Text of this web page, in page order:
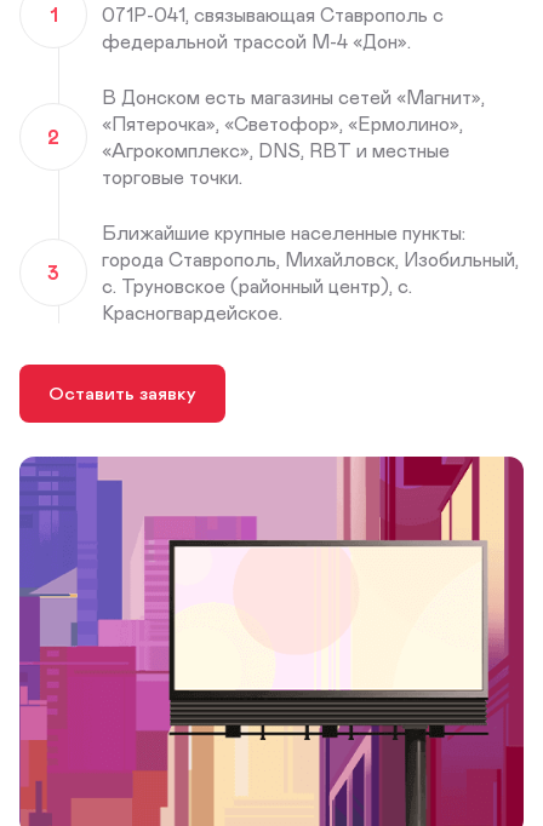
1
071Р-041, связывающая Ставрополь с
федеральной трассой М-4 «Дон».
2
В Донском есть магазины сетей «Магнит»,
«Пятерочка», «Светофор», «Ермолино»,
«Агрокомплекс», DNS, RBT и местные
торговые точки.
3
Ближайшие крупные населенные пункты:
города Ставрополь, Михайловск, Изобильный,
с. Труновское (районный центр), с.
Красногвардейское.
Оставить заявку